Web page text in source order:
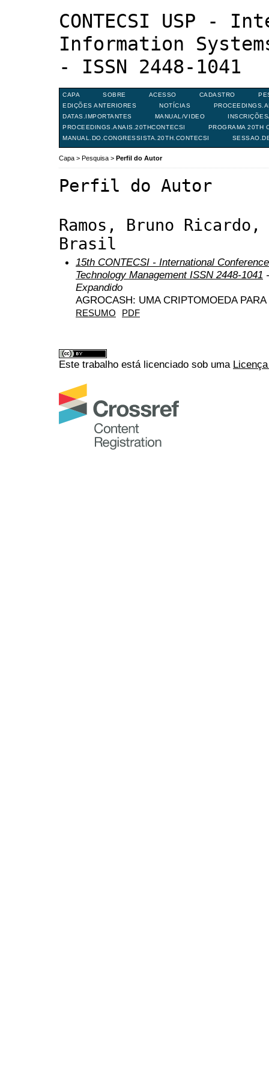
CONTECSI USP -
Information
- ISSN 2448-1041
CAPA SOBRE ACESSO CADASTRO
EDIÇÕES ANTERIORES
NOTÍCIAS
DATAS.IMPORTANTES
MANUAL/VIDEO
PROCEEDINGS.ANAIS.20THCONTECSI
PROGRAMA 20TH
MANUAL.DO.CONGRESSISTA.20TH.CONTECSI
Capa > Pesquisa > Perfil do Autor
Perfil do Autor
Ramos, Bruno
Brasil
15th CONTECSI - International
Technology Management ISSN 2448-1041
Expandido
AGROCASH: UMA CRIPTOMOEDA
RESUMO PDF
Este trabalho está licenciado sob uma